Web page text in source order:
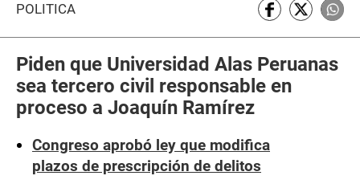
POLÍTICA
Piden que Universidad Alas Peruanas
sea tercero civil responsable en
proceso a Joaquín Ramírez
Congreso aprobó ley que modifica
plazos de prescripción de delitos